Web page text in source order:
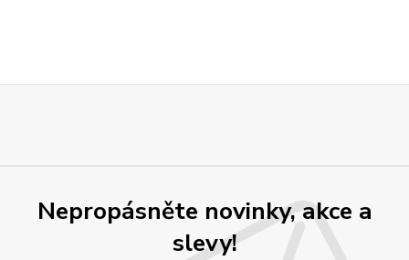
Nepropásněte novinky, akce a
slevy!